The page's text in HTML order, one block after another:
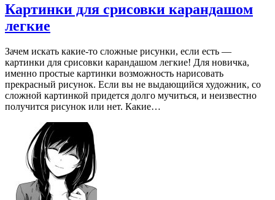
Картинки для срисовки карандашом
легкие
Зачем искать какие-то сложные рисунки, если есть —
картинки для срисовки карандашом легкие! Для новичка,
именно простые картинки возможность нарисовать
прекрасный рисунок. Если вы не выдающийся художник, со
сложной картинкой придется долго мучиться, и неизвестно
получится рисунок или нет. Какие…